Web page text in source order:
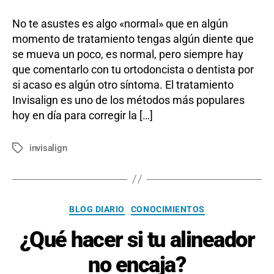
No te asustes es algo «normal» que en algún
momento de tratamiento tengas algún diente que
se mueva un poco, es normal, pero siempre hay
que comentarlo con tu ortodoncista o dentista por
si acaso es algún otro síntoma. El tratamiento
Invisalign es uno de los métodos más populares
hoy en día para corregir la […]
Etiquetasinvisalign
Categorías
BLOG DIARIO CONOCIMIENTOS
¿Qué hacer si tu alineador
no encaja?